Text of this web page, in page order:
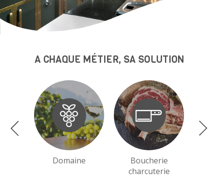
A CHAQUE MÉTIER, SA SOLUTION
Domaine
Boucherie
charcuterie